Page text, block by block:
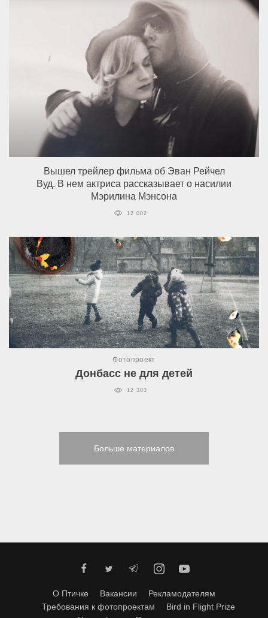
Вышел трейлер фильма об Эван Рейчел
Вуд. В нем актриса рассказывает о насилии
Мэрилина Мэнсона
12 002
Фотопроект
Донбасс не для детей
12 303
Больше материалов
О Птичке Вакансии
Рекламодателям
Требования к фотопроектам
Bird in Flight Prize